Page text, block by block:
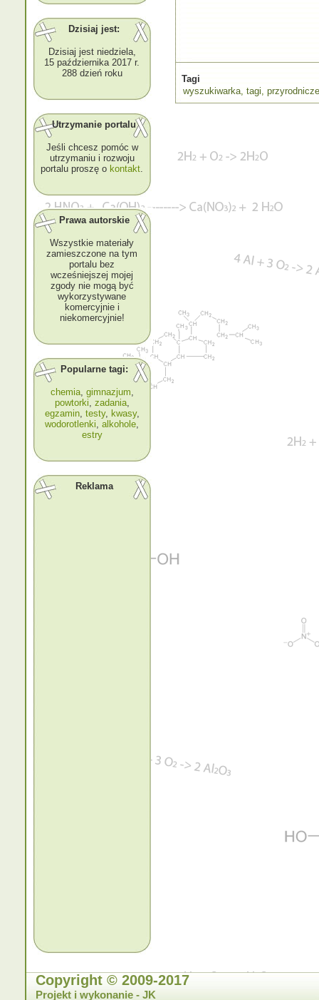
Dzisiaj jest:
Dzisiaj jest niedziela,
15 października 2017 r.
288 dzień roku
Utrzymanie portalu
Jeśli chcesz pomóc w
utrzymaniu i rozwoju
portalu proszę o kontakt.
Prawa autorskie
Wszystkie materiały
zamieszczone na tym
portalu bez
wcześniejszej mojej
zgody nie mogą być
wykorzystywane
komercyjnie i
niekomercyjnie!
Popularne tagi:
chemia, gimnazjum,
powtorki, zadania,
egzamin, testy, kwasy,
wodorotlenki, alkohole,
estry
Reklama
Tagi
wyszukiwarka, tagi, przyrodnicze
Copyright © 2009-2017
Projekt i wykonanie - JK